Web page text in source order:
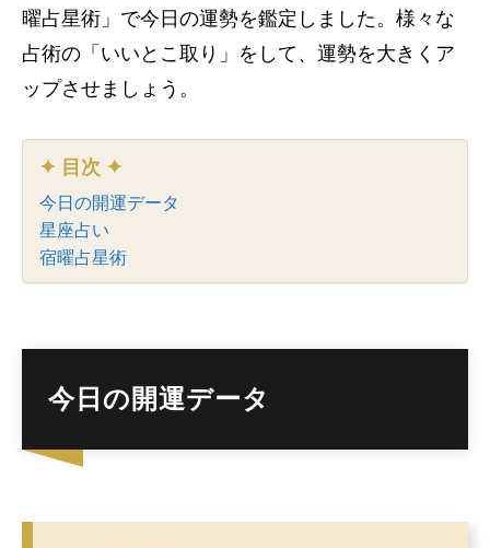
曜占星術」で今日の運勢を鑑定しました。様々な
占術の「いいとこ取り」をして、運勢を大きくア
ップさせましょう。
✦ 目次 ✦
今日の開運データ
星座占い
宿曜占星術
今日の開運データ